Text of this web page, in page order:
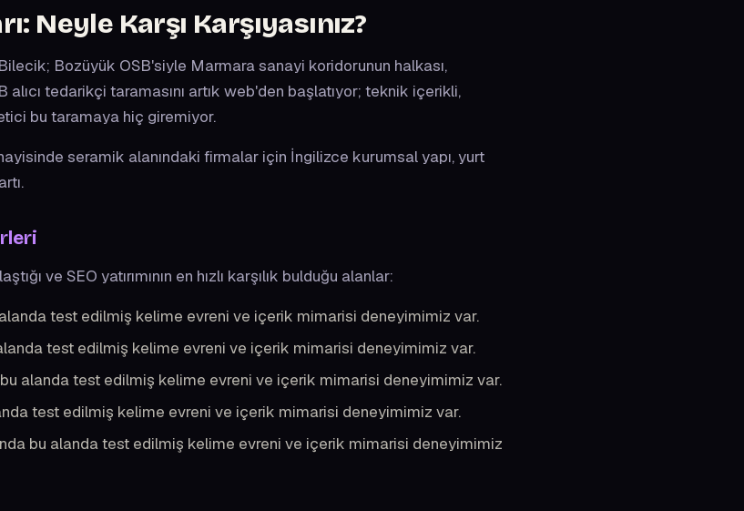
Neyle Karşı Karşıyasınız?
Bozüyük OSB'siyle Marmara sanayi koridorunun halkası,
alıcı tedarikçi taramasını artık web'den başlatıyor; teknik içerikli,
bu taramaya hiç giremiyor.
seramik alanındaki firmalar için İngilizce kurumsal yapı, yurt
ve SEO yatırımının en hızlı karşılık bulduğu alanlar:
test edilmiş kelime evreni ve içerik mimarisi deneyimimiz var.
test edilmiş kelime evreni ve içerik mimarisi deneyimimiz var.
alanda test edilmiş kelime evreni ve içerik mimarisi deneyimimiz var.
test edilmiş kelime evreni ve içerik mimarisi deneyimimiz var.
bu alanda test edilmiş kelime evreni ve içerik mimarisi deneyimimiz